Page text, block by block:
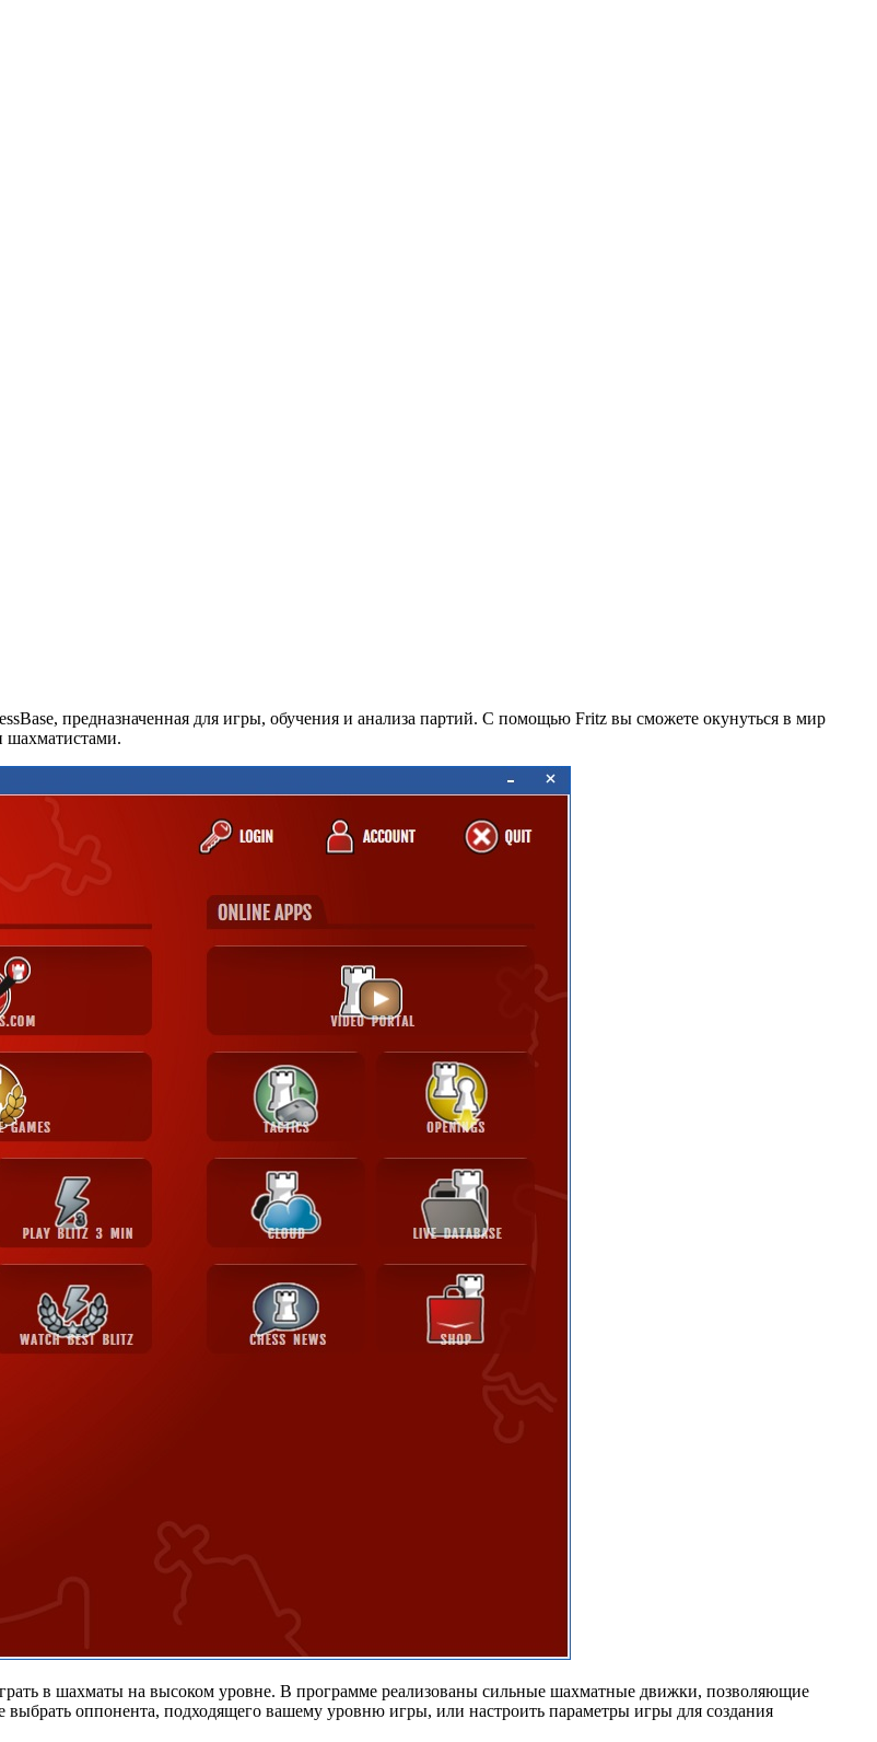
предназначенная для игры, обучения и анализа партий. С помощью Fritz вы сможете окунуться в мир
в шахматы на высоком уровне. В программе реализованы сильные шахматные движки, позволяющие
оппонента, подходящего вашему уровню игры, или настроить параметры игры для создания